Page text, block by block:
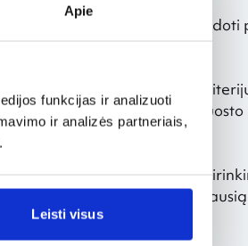
Apie
funkcijas ir analizuoti
ir analizės partneriais,
Leisti visus
kainų pokyčius ir pasinaudoti
paiešką pagal savo
paslaugas – greitesnę oro
pat ekonomiškesnis
padės keliauti už